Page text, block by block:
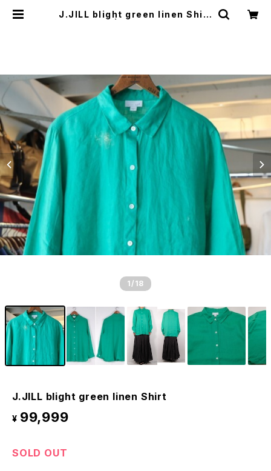
J.JILL blight green linen Shirt
1 /18
J.JILL blight green linen Shirt
¥ 99,999
SOLD OUT